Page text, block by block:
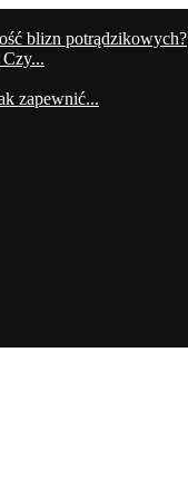
blizn potrądzikowych?
zapewnić...